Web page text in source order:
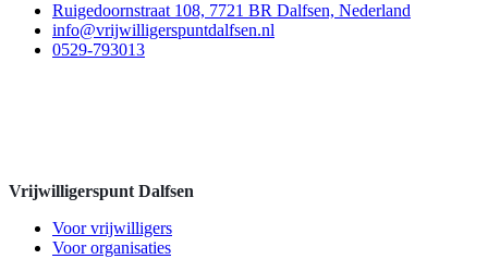
Ruigedoornstraat 108, 7721 BR Dalfsen, Nederland
info@vrijwilligerspuntdalfsen.nl
0529-793013
Vrijwilligerspunt Dalfsen
Voor vrijwilligers
Voor organisaties